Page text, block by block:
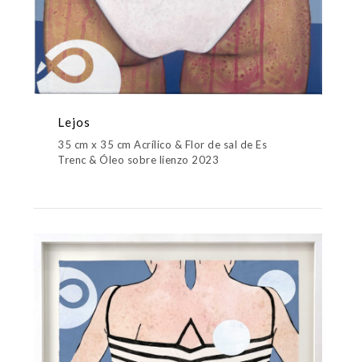
Lejos
35 cm x 35 cm Acrílico & Flor de sal de Es
Trenc & Óleo sobre lienzo 2023